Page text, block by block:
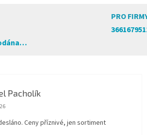
PRO
Pacholík
obchodu je 4 z 5 hvězdiček.
Ceny příznivé, jen sortiment